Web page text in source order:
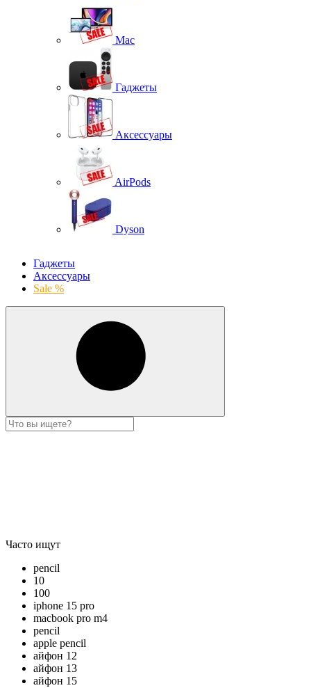
Mac
Гаджеты
Аксессуары
AirPods
Dyson
Гаджеты
Аксессуары
Sale %
Часто ищут
pencil
10
100
iphone 15 pro
macbook pro m4
pencil
apple pencil
айфон 12
айфон 13
айфон 15